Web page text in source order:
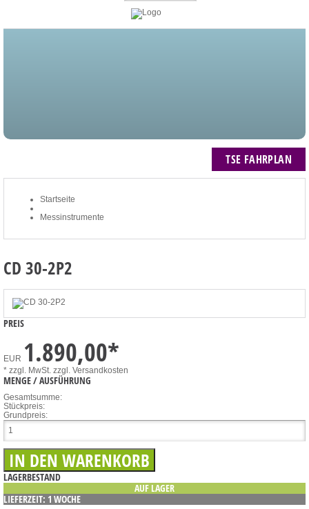
TSE FAHRPLAN
Startseite
Messinstrumente
CD 30-2P2
PREIS
EUR 1.890,00*
* zzgl. MwSt. zzgl. Versandkosten
MENGE / AUSFÜHRUNG
Gesamtsumme:
Stückpreis:
Grundpreis:
LAGERBESTAND
AUF LAGER
LIEFERZEIT: 1 WOCHE